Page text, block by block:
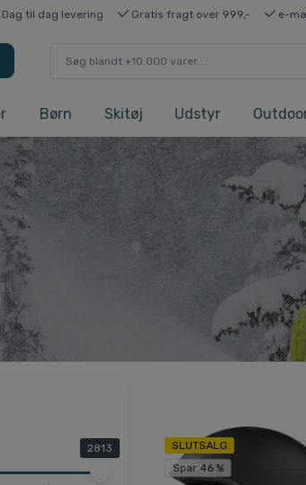
Dag til dag levering Gratis fragt over 999,- e-
Børn Skitøj Udstyr
2813
SLUTSALG
Spar 46 %